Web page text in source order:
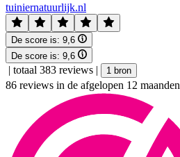
tuiniernatuurlijk.nl
De score is: 9,6
De score is: 9,6
| totaal 383 reviews | 1 bron
86 reviews in de afgelopen 12 maanden